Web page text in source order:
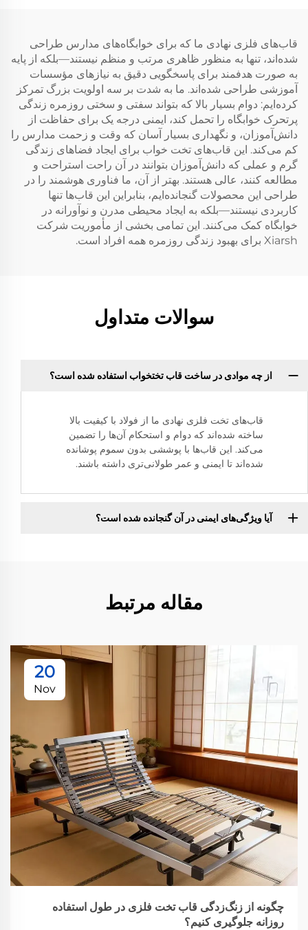
قاب‌های فلزی نهادی ما که برای خوابگاه‌های مدارس طراحی
شده‌اند، تنها به منظور ظاهری مرتب و منظم نیستند—بلکه از پایه
به صورت هدفمند برای پاسخگویی دقیق به نیازهای مؤسسات
آموزشی طراحی شده‌اند. ما به شدت بر سه اولویت بزرگ تمرکز
کرده‌ایم: دوام بسیار بالا که بتواند سفتی و سختی روزمره زندگی
پرتحرک خوابگاه را تحمل کند، ایمنی درجه یک برای حفاظت از
دانش‌آموزان، و نگهداری بسیار آسان که وقت و زحمت مدارس را
کم می‌کند. این قاب‌های تخت خواب برای ایجاد فضاهای زندگی
گرم و عملی که دانش‌آموزان بتوانند در آن راحت استراحت و
مطالعه کنند، عالی هستند. بهتر از آن، ما فناوری هوشمند را در
طراحی این محصولات گنجانده‌ایم، بنابراین این قاب‌ها تنها
کاربردی نیستند—بلکه به ایجاد محیطی مدرن و نوآورانه در
خوابگاه کمک می‌کنند. این تمامی بخشی از مأموریت شرکت
Xiarsh برای بهبود زندگی روزمره همه افراد است.
سوالات متداول
از چه موادی در ساخت قاب تختخواب استفاده شده است؟
قاب‌های تخت فلزی نهادی ما از فولاد با کیفیت بالا
ساخته شده‌اند که دوام و استحکام آن‌ها را تضمین
می‌کند. این قاب‌ها با پوششی بدون سموم پوشانده
شده‌اند تا ایمنی و عمر طولانی‌تری داشته باشند.
آیا ویژگی‌های ایمنی در آن گنجانده شده است؟
مقاله مرتبط
20
Nov
چگونه از زنگ‌زدگی قاب تخت فلزی در طول استفاده
روزانه جلوگیری کنیم؟